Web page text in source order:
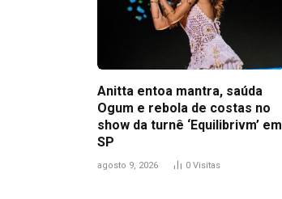
Anitta entoa mantra, saúda
Ogum e rebola de costas no
show da turnê ‘Equilibrivm’ em
SP
agosto 9, 2026 0 Visitas